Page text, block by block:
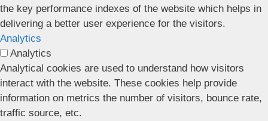
the key performance indexes of the website which helps in
delivering a better user experience for the visitors.
Analytics
Analytics
Analytical cookies are used to understand how visitors
interact with the website. These cookies help provide
information on metrics the number of visitors, bounce rate,
traffic source, etc.